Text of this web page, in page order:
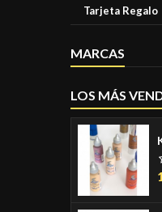
Tarjeta Regalo
MARCAS
LOS MÁS